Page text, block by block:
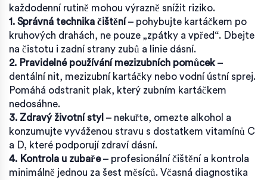
každodenní rutině mohou výrazně snížit riziko.
1. Správná technika čištění – pohybujte kartáčkem po
kruhových drahách, ne pouze „zpátky a vpřed“. Dbejte
na čistotu i zadní strany zubů a linie dásní.
2. Pravidelné používání mezizubních pomůcek–
dentální nit, mezizubní kartáčky nebo vodní ústní sprej.
Pomáhá odstranit plak, který zubním kartáčkem
nedosáhne.
3. Zdravý životní styl – nekuřte, omezte alkohol a
konzumujte vyváženou stravu s dostatkem vitamínů C
a D, které podporují zdraví dásní.
4. Kontrola u zubaře– profesionální čištění a kontrola
minimálně jednou za šest měsíců. Včasná diagnostika